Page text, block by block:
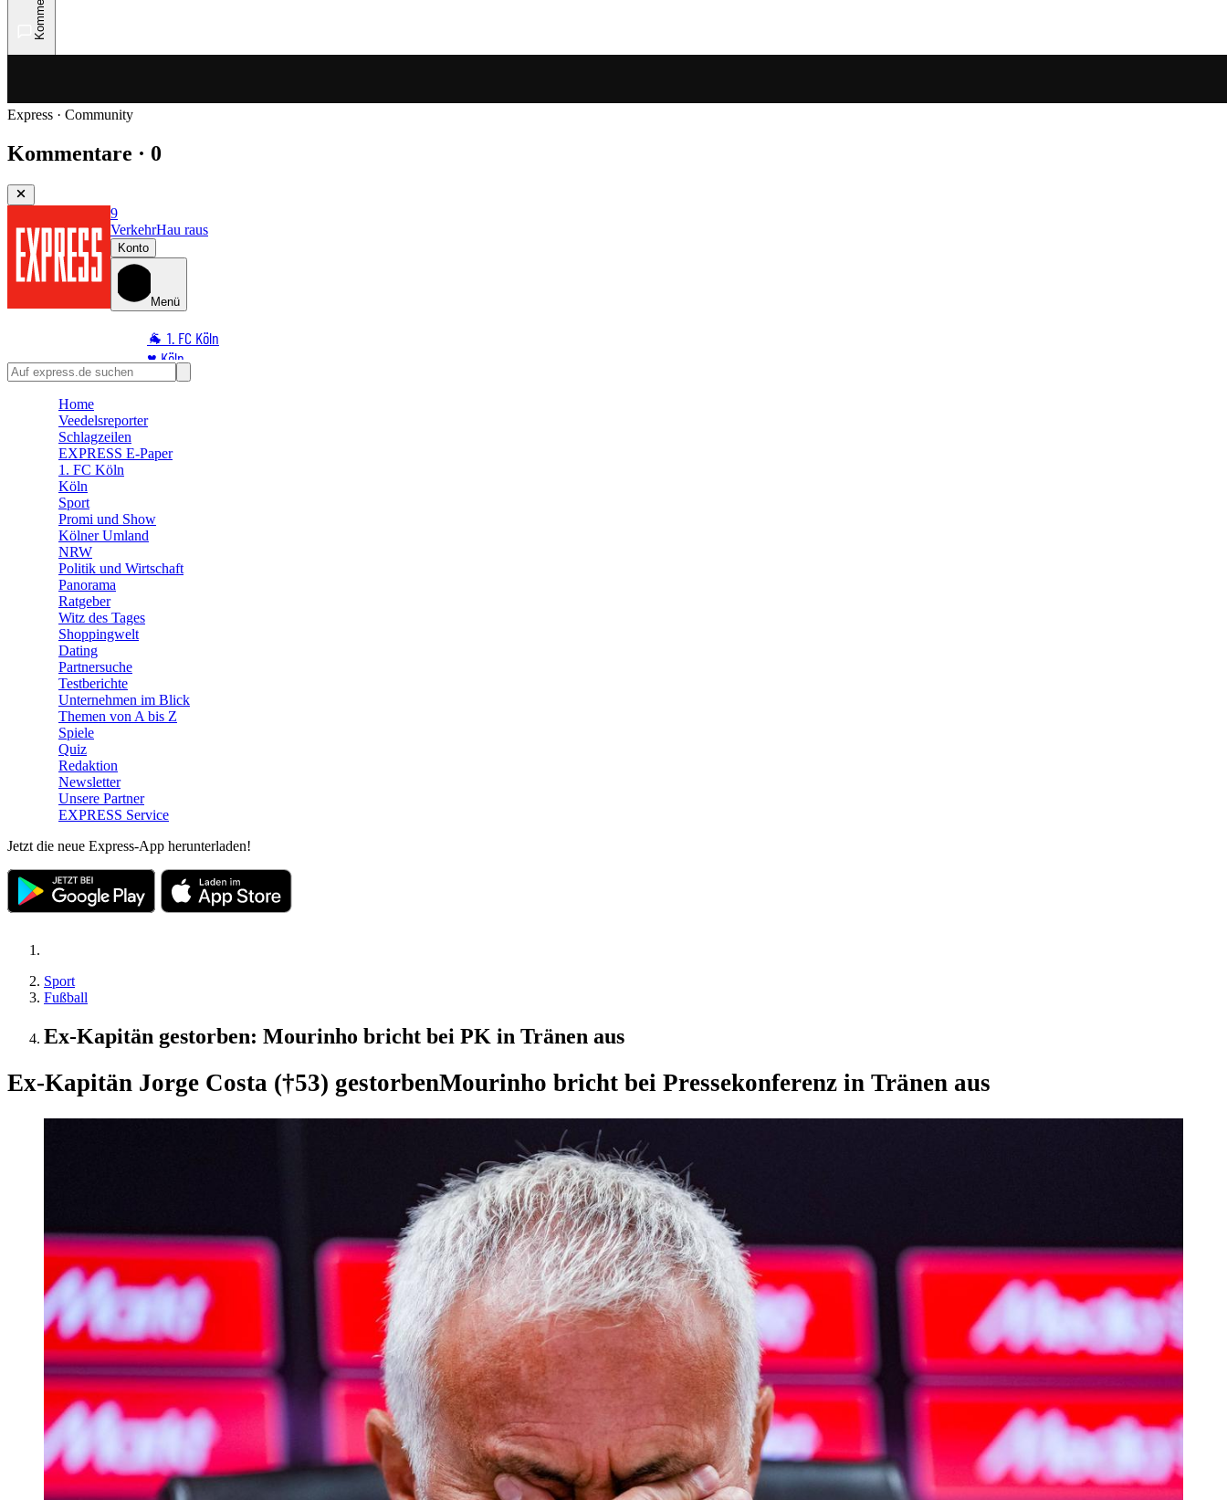
Express · Community
Kommentare · 0
9
VerkehrHau raus
Konto
Menü
🐐 1. FC Köln
♥️ Köln
⭐ Promi
🛒 Shoppingwelt
🧩 Spiele
Home
Veedelsreporter
Schlagzeilen
EXPRESS E-Paper
1. FC Köln
Köln
Sport
Promi und Show
Kölner Umland
NRW
Politik und Wirtschaft
Panorama
Ratgeber
Witz des Tages
Shoppingwelt
Dating
Partnersuche
Testberichte
Unternehmen im Blick
Themen von A bis Z
Spiele
Quiz
Redaktion
Newsletter
Unsere Partner
EXPRESS Service
Jetzt die neue Express-App herunterladen!
Sport
Fußball
Ex-Kapitän gestorben: Mourinho bricht bei PK in Tränen aus
Ex-Kapitän Jorge Costa (†53) gestorbenMourinho bricht bei Pressekonferenz in Tränen aus